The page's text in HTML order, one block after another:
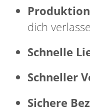
dich
Schnelle
Schneller
Sichere